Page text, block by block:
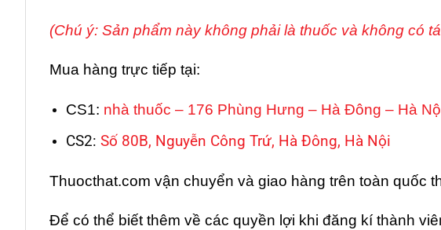
(Chú ý: Sản phẩm này không phải là thuốc và không có
Mua hàng trực tiếp tại:
CS1: nhà thuốc – 176 Phùng Hưng – Hà Đông – Hà
CS2: Số 80B, Nguyễn Công Trứ, Hà Đông, Hà Nội
Thuocthat.com vận chuyển và giao hàng trên toàn quốc
Để có thể biết thêm về các quyền lợi khi đăng kí thành